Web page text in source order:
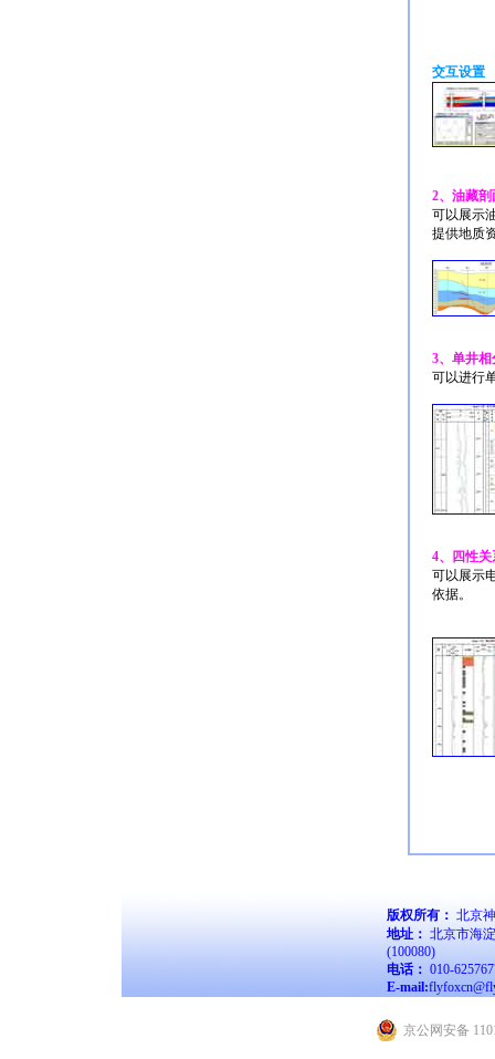
交互设置
2、油藏剖
可以展示
提供地质
3、单井相
可以进行
4、四性关
可以展示
依据。
版权所有： 北京
地址： 北京市海
(100080)
电话： 010-
E-mail:
京公网安备